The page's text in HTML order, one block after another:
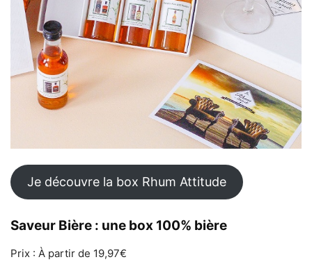
Je découvre la box Rhum Attitude
Saveur Bière : une box 100% bière
Prix : À partir de 19,97€